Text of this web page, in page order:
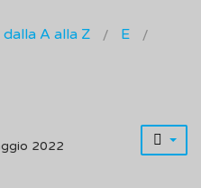
dalla A alla Z
E
2022